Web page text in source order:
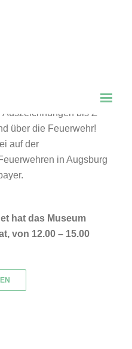
erleben. Das kleine
bis Z
über die Feuerwehr!
auf der
in Augsburg
hat das Museum
von 12.00 – 15.00